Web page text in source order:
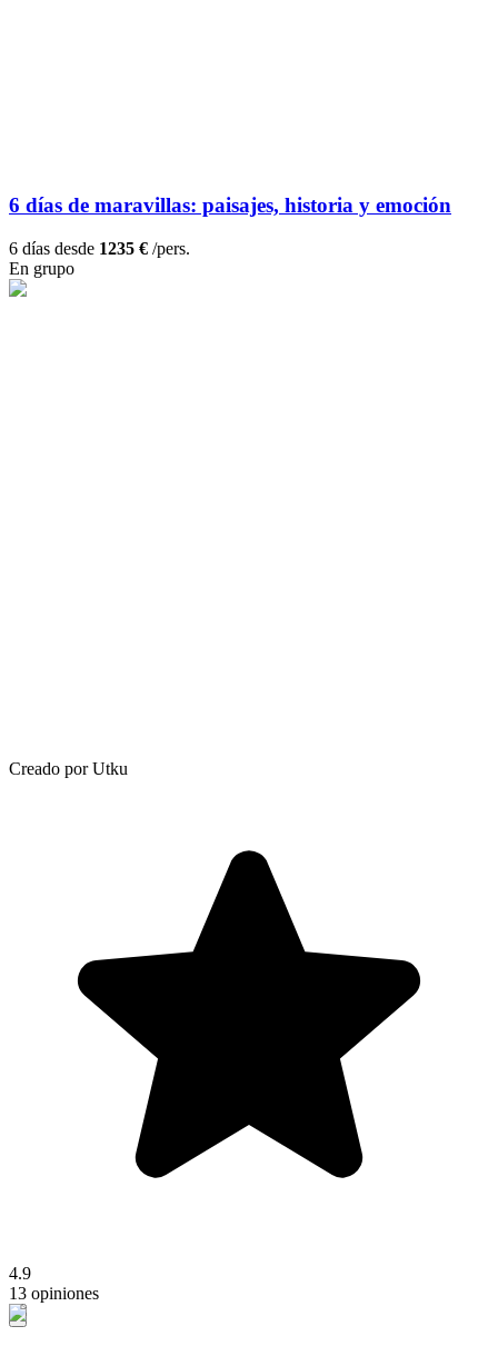
6 días de maravillas: paisajes, historia y emoción
6 días desde 1235 € /pers.
En grupo
Creado por Utku
4.9
13 opiniones